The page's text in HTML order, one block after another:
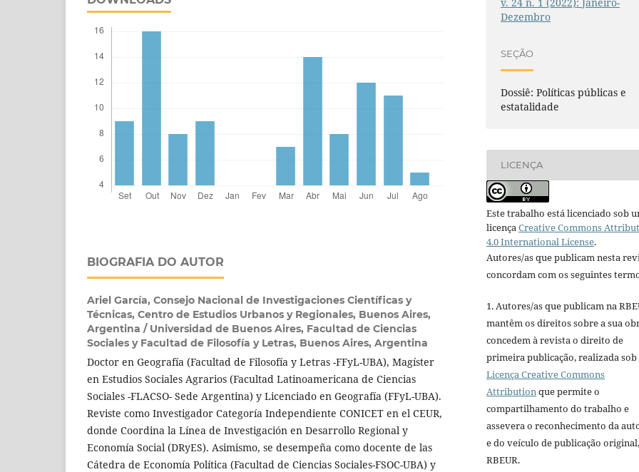
BIOGRAFIA DO AUTOR
Ariel García, Consejo Nacional de Investigaciones Científicas y
Técnicas, Centro de Estudios Urbanos y Regionales, Buenos Aires,
Argentina / Universidad de Buenos Aires, Facultad de Ciencias
Sociales y Facultad de Filosofía y Letras, Buenos Aires, Argentina
Doctor en Geografía (Facultad de Filosofía y Letras -FFyL-UBA), Magíster
en Estudios Sociales Agrarios (Facultad Latinoamericana de Ciencias
Sociales -FLACSO- Sede Argentina) y Licenciado en Geografía (FFyL-UBA).
Reviste como Investigador Categoría Independiente CONICET en el CEUR,
donde Coordina la Línea de Investigación en Desarrollo Regional y
Economía Social (DRyES). Asimismo, se desempeña como docente de las
Cátedra de Economía Política (Facultad de Ciencias Sociales-FSOC-UBA) y
Dezembro
SEÇÃO
Dossiê: Políticas públicas e
estatalidade
LICENÇA
Este trabalho está licenciado sob
licençaCreative Commons
4.0 International License.
Autores/as que publicam nesta
concordam com os seguintes
1. Autores/as que publicam na
mantêm os direitos sobre a sua
concedem à revista o direito de
primeira publicação, realizada sob
Licença Creative Commons
Attributionque permite o
compartilhamento do trabalho e
assevera o reconhecimento da
e do veículo de publicação
RBEUR.